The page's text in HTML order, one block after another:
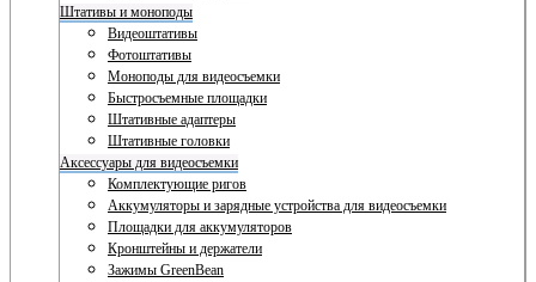
Штативы и моноподы
Видеоштативы
Фотоштативы
Моноподы для видеосъемки
Быстросъемные площадки
Штативные адаптеры
Штативные головки
Аксессуары для видеосъемки
Комплектующие ригов
Аккумуляторы и зарядные устройства для видеосъемки
Площадки для аккумуляторов
Кронштейны и держатели
Зажимы GreenBean